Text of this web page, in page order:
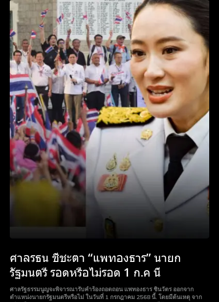
ศาลรธน ชี้ชะตา “แพทองธาร” นายก
รัฐมนตรี รอดหรือไม่รอด 1 ก.ค นี้
ศาลรัฐธรรมนูญจะพิจารณารับคำร้องถอดถอน แพทองธาร ชินวัตร ออกจาก
ตำแหน่งนายกรัฐมนตรีหรือไม่ ในวันที่ 1 กรกฎาคม 2568 นี้. โดยมีต้นเหตุ จาก